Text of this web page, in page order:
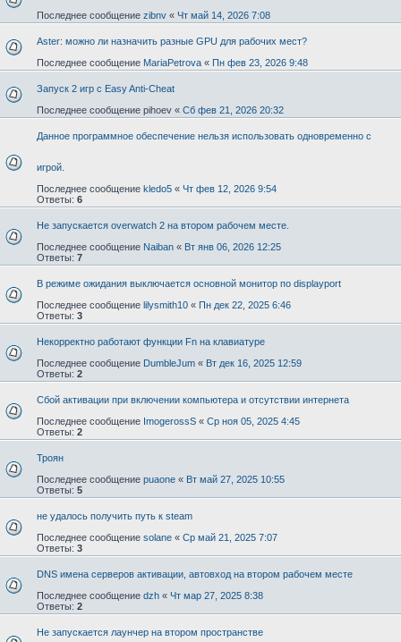
Последнее сообщение zibnv « Чт май 14, 2026 7:08
Aster: можно ли назначить разные GPU для рабочих мест?
Последнее сообщение MariaPetrova « Пн фев 23, 2026 9:48
Запуск 2 игр с Easy Anti-Cheat
Последнее сообщение pihoev « Сб фев 21, 2026 20:32
Данное программное обеспечение нельзя использовать одновременно с
игрой.
Последнее сообщение kledo5 « Чт фев 12, 2026 9:54
Ответы: 6
Не запускается overwatch 2 на втором рабочем месте.
Последнее сообщение Naiban « Вт янв 06, 2026 12:25
Ответы: 7
В режиме ожидания выключается основной монитор по displayport
Последнее сообщение lilysmith10 « Пн дек 22, 2025 6:46
Ответы: 3
Некорректно работают функции Fn на клавиатуре
Последнее сообщение DumbleJum « Вт дек 16, 2025 12:59
Ответы: 2
Сбой активации при включении компьютера и отсутствии интернета
Последнее сообщение ImogerossS « Ср ноя 05, 2025 4:45
Ответы: 2
Троян
Последнее сообщение puaone « Вт май 27, 2025 10:55
Ответы: 5
не удалось получить путь к steam
Последнее сообщение solane « Ср май 21, 2025 7:07
Ответы: 3
DNS имена серверов активации, автовход на втором рабочем месте
Последнее сообщение dzh « Чт мар 27, 2025 8:38
Ответы: 2
Не запускается лаунчер на втором пространстве